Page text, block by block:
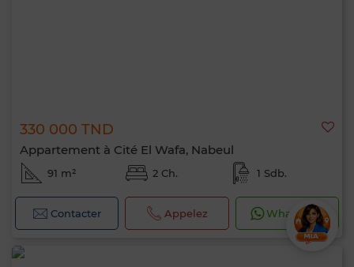
330 000 TND
Appartement à Cité El Wafa, Nabeul
91 m² 2 Ch. 1 Sdb.
Contacter Appelez WhatsApp